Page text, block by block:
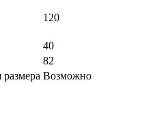
120
40
82
Возможно